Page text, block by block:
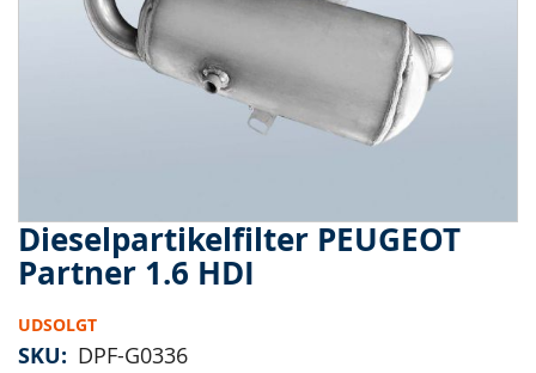
Dieselpartikelfilter PEUGEOT
Partner 1.6 HDI
UDSOLGT
SKU DPF-G0336
Gå
til
starten
billedgalleriet